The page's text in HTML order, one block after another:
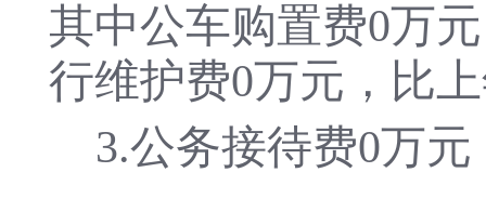
其中公车购置费0万
行维护费0万元，比
3.公务接待费0万元